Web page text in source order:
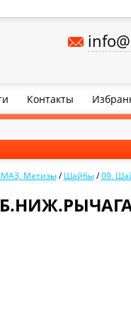
Контакты
Метизы /Шайбы /09.